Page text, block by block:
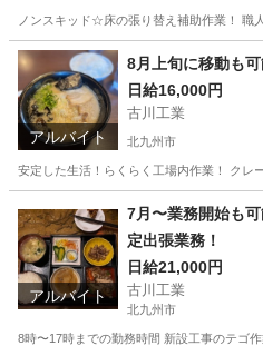
ノンスキッド☆床の張り替え補助作業！ 職
福岡 北九州市 軽作業 手元
アルバイト
8月上旬に移動も
日給16,000円
古川工業
北九州市
安定した生活！らくらく工場内作業！ ク
軽作業 玉掛け
アルバイト
7月〜業務開始も
定出張業務！
日給21,000円
古川工業
北九州市
8時〜17時までの勤務時間 新設工事のテゴ